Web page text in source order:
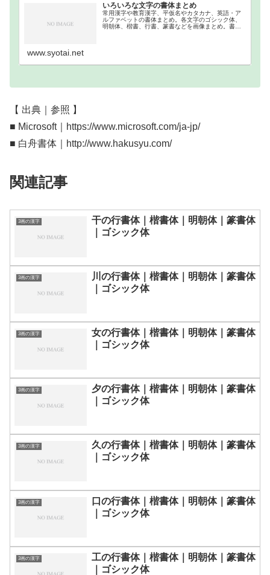
いろいろな文字の書体まとめ
常用漢字や教育漢字、平仮名やカタカナ、英語・ア
ルファベットの書体まとめ。各文字のゴシック体、
明朝体、楷書、行書、篆書などを画像まとめ。書体
www.syotai.net
【 出典｜参照 】
■ Microsoft｜https://www.microsoft.com/ja-jp/
■ 白舟書体｜http://www.hakusyu.com/
関連記事
3画の漢字
干の行書体｜楷書体｜明朝体｜篆書体
｜ゴシック体
3画の漢字
川の行書体｜楷書体｜明朝体｜篆書体
｜ゴシック体
3画の漢字
女の行書体｜楷書体｜明朝体｜篆書体
｜ゴシック体
3画の漢字
夕の行書体｜楷書体｜明朝体｜篆書体
｜ゴシック体
3画の漢字
久の行書体｜楷書体｜明朝体｜篆書体
｜ゴシック体
3画の漢字
口の行書体｜楷書体｜明朝体｜篆書体
｜ゴシック体
3画の漢字
工の行書体｜楷書体｜明朝体｜篆書体
｜ゴシック体